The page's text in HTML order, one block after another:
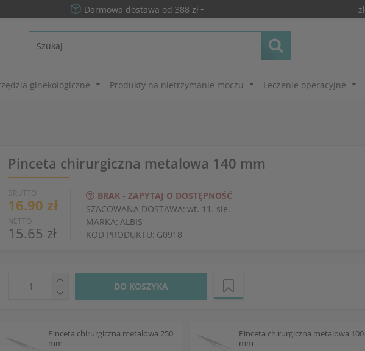
Darmowa dostawa od 388 zł zł
ginekologiczne Produkty na nietrzymanie moczu Leczenie operacyjne
Pinceta chirurgiczna metalowa 140 mm
BRUTTO
16.90 zł
NETTO
15.65 zł
BRAK - ZAPYTAJ O DOSTĘPNOŚĆ
SZACOWANA DOSTAWA: wt. 11. sie.
MARKA: ALBIS
KOD PRODUKTU: G0918
DO KOSZYKA
Pinceta chirurgiczna metalowa 250
mm
Pinceta chirurgiczna metalowa 100
mm